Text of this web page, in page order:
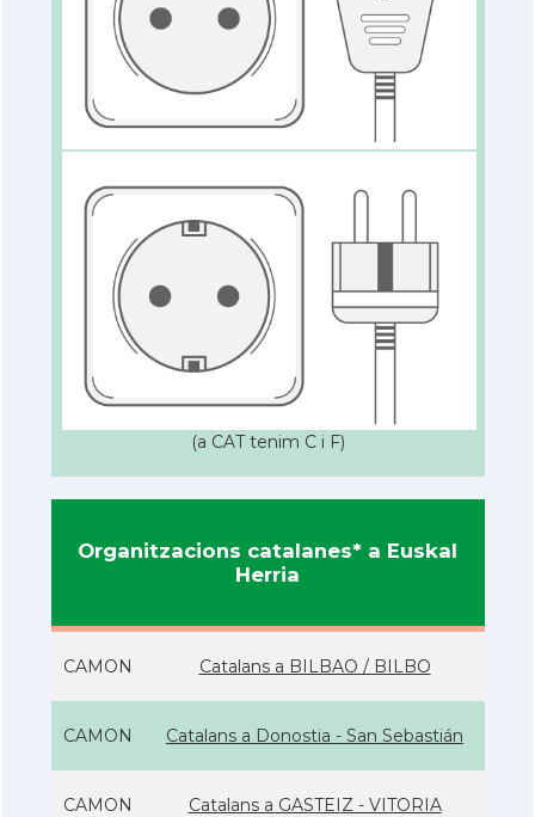
(a CAT tenim C i F)
Organitzacions catalanes* a Euskal
Herria
CAMON Catalans a BILBAO / BILBO
CAMON Catalans a Donostia - San Sebastián
CAMON Catalans a GASTEIZ - VITORIA